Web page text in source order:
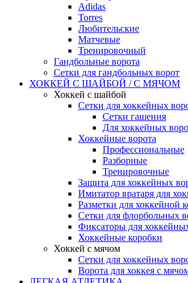
Adidas
Torres
Любительские
Матчевые
Тренировочный
Гандбольные ворота
Сетки для гандбольных ворот
ХОККЕЙ С ШАЙБОЙ / С МЯЧОМ
Хоккей с шайбой
Сетки для хоккейных
Сетки гашения
Для хоккейных
Хоккейные ворота
Профессиональные
Разборные
Тренировочные
Защита для хоккейных
Имитатор вратаря для
Разметки для хоккейной
Сетки для флорбольных
Фиксаторы для
Хоккейные коробки
Хоккей с мячом
Сетки для хоккейных
Ворота для хоккея с